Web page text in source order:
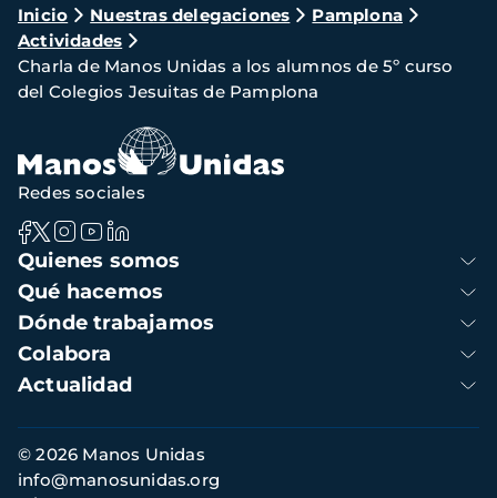
Ruta
de
navegación
Inicio Nuestras delegaciones
Pamplona
Actividades
Charla de Manos Unidas a los alumnos de 5º curso
del Colegios Jesuitas de Pamplona
Navegación
principal
Quienes somos
Qué hacemos
Dónde trabajamos
Colabora
Actualidad
Redes sociales
Información
de
© 2026 Manos Unidas
info@manosunidas.org